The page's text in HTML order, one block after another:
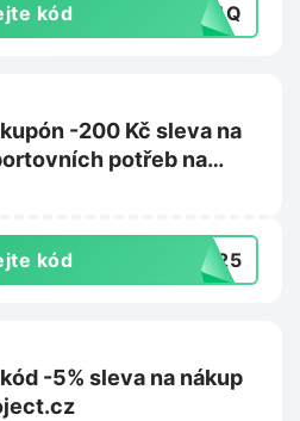
kód PR4Q
-200 Kč sleva na
potřeb na
kód 8425
-5% sleva na nákup